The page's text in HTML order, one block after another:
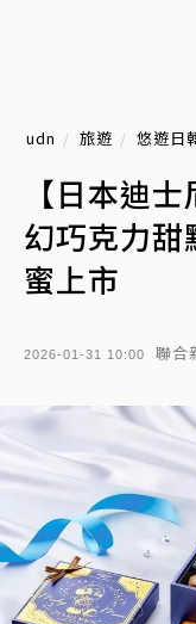
udn 旅遊 悠遊日
【日本迪
幻巧克力
蜜上市
2026-01-31 10:00 聯合